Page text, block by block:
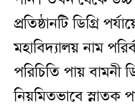
প্রতিষ্ঠানটি ডিগ্রি
মহাবিদ্যালয় নাম
পরিচিতি পায় বামনী
নিয়মিতভাবে স্নাতক